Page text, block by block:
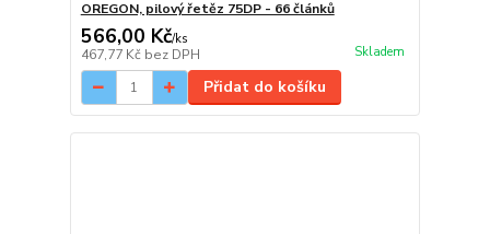
OREGON, pilový řetěz 75DP - 66 článků
566,00 Kč/ks
467,77 Kč bez DPH Skladem
Přidat do košíku